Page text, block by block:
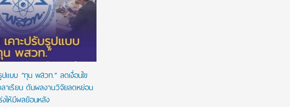
แบบ “ทุน พสวท.” ลดเงื่อนไข
ลาเรียน ดันผลงานวิจัยลดหย่อน
งให้มีผลย้อนหลัง